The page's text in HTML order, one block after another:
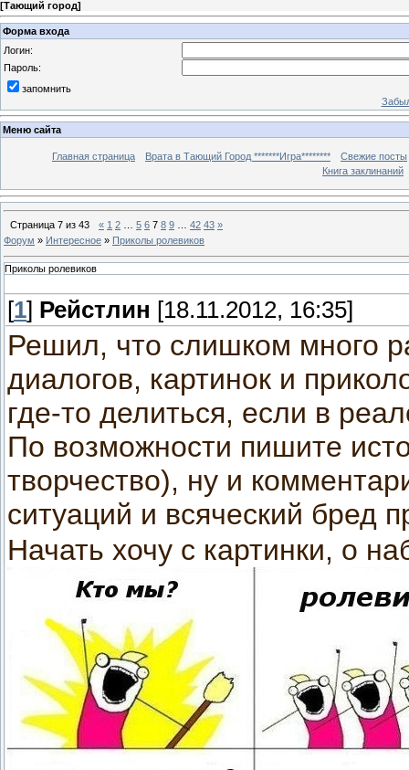
[Тающий город]
Форма входа
Логин:
Пароль:
запомнить
Меню сайта
Главная страница Врата в Тающий Город *******Игра********
Свежие посты
Книга заклинаний
Страница 7 из 43 « 1 2 5 6 7 8 9 42 43 »
Форум » Интересное » Приколы ролевиков
Приколы ролевиков
[1] Рейстлин [18.11.2012, 16:35]
Решил, что слишком много
диалогов, картинок и
где-то делиться, если в
По возможности пишите
творчество), ну и
ситуаций и всяческий бред
Начать хочу с картинки, о